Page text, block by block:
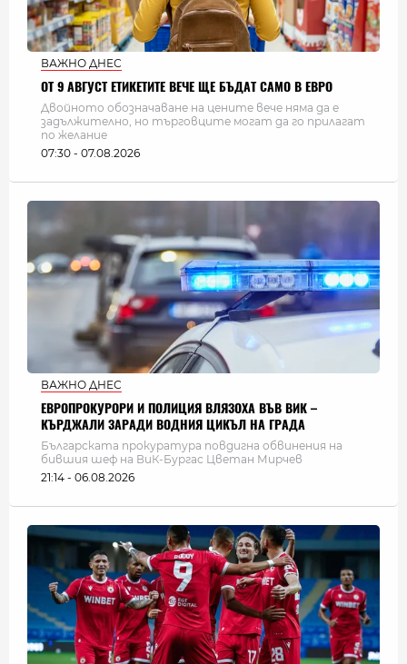
ВАЖНО ДНЕС
ОТ 9 АВГУСТ ЕТИКЕТИТЕ ВЕЧЕ ЩЕ БЪДАТ САМО В ЕВРО
Двойното обозначаване на цените вече няма да е
задължително, но търговците могат да го прилагат
по желание
07:30 - 07.08.2026
ВАЖНО ДНЕС
ЕВРОПРОКУРОРИ И ПОЛИЦИЯ ВЛЯЗОХА ВЪВ ВИК –
КЪРДЖАЛИ ЗАРАДИ ВОДНИЯ ЦИКЪЛ НА ГРАДА
Българската прокуратура повдигна обвинения на
бившия шеф на ВиК-Бургас Цветан Мирчев
21:14 - 06.08.2026